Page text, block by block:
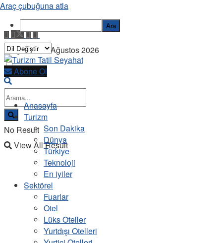
Perşembe, 6 Ağustos 2026
No Result
View All Result
Abone Ol
Anasayfa
Turizm
Son Dakika
Dünya
Türkiye
Teknoloji
En iyiler
Sektörel
Fuarlar
Otel
Lüks Oteller
Yurtdışı Otelleri
Araç çubuğuna atla
Ara